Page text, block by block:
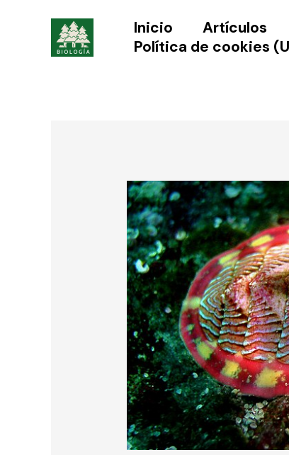
contenido
Inicio Artículos
Política de cookies